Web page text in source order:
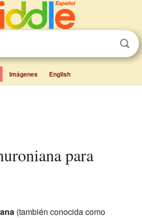
Imágenes English
(también conocida como